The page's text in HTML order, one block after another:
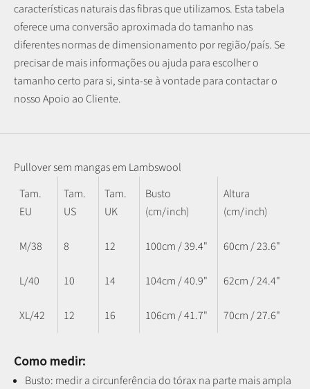
características naturais das fibras que utilizamos. Esta tabela
oferece uma conversão aproximada do tamanho nas
diferentes normas de dimensionamento por região/país. Se
precisar de mais informações ou ajuda para escolher o
tamanho certo para si, sinta-se à vontade para contactar o
nosso Apoio ao Cliente.
Pullover sem mangas em Lambswool
Tam.
EU
Tam.
US
Tam.
UK
Busto
(cm/inch)
Altura
(cm/inch)
M/38 8 12 100cm / 39.4" 60cm / 23.6"
L/40 10 14 104cm / 40.9" 62cm / 24.4"
XL/42 12 16 106cm / 41.7" 70cm / 27.6"
Como medir:
Busto: medir a circunferência do tórax na parte mais ampla